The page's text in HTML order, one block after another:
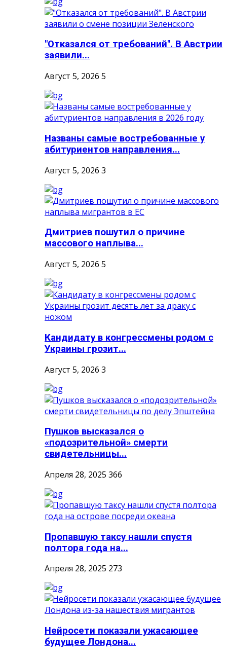
"Отказался от требований". В Австрии
заявили...
Август 5, 2026 5
Названы самые востребованные у
абитуриентов направления...
Август 5, 2026 3
Дмитриев пошутил о причине
массового наплыва...
Август 5, 2026 5
Кандидату в конгрессмены родом с
Украины грозит...
Август 5, 2026 3
Пушков высказался о
«подозрительной» смерти
свидетельницы...
Апреля 28, 2025 366
Пропавшую таксу нашли спустя
полтора года на...
Апреля 28, 2025 273
Нейросети показали ужасающее
будущее Лондона...